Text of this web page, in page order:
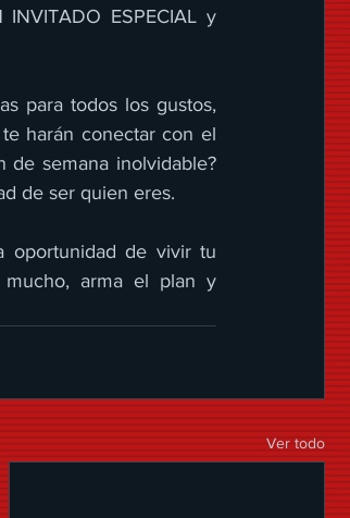
INVITADO ESPECIAL y
para todos los gustos,
harán conectar con el
de semana inolvidable?
de ser quien eres.
oportunidad de vivir tu
arma el plan y
Ver todo